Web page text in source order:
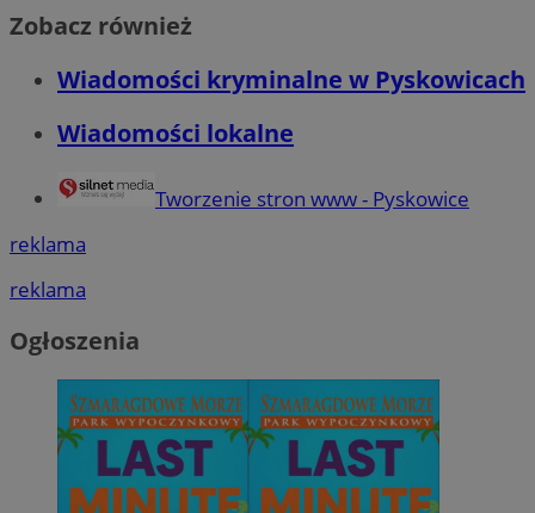
Zobacz również
Wiadomości kryminalne w Pyskowicach
Wiadomości lokalne
Tworzenie stron www - Pyskowice
reklama
reklama
Ogłoszenia